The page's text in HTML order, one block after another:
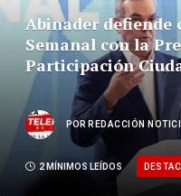
Abinader defiende
Semanal con la
Participación
POR REDACCIÓN
2 MÍNIMOS LEÍDOS